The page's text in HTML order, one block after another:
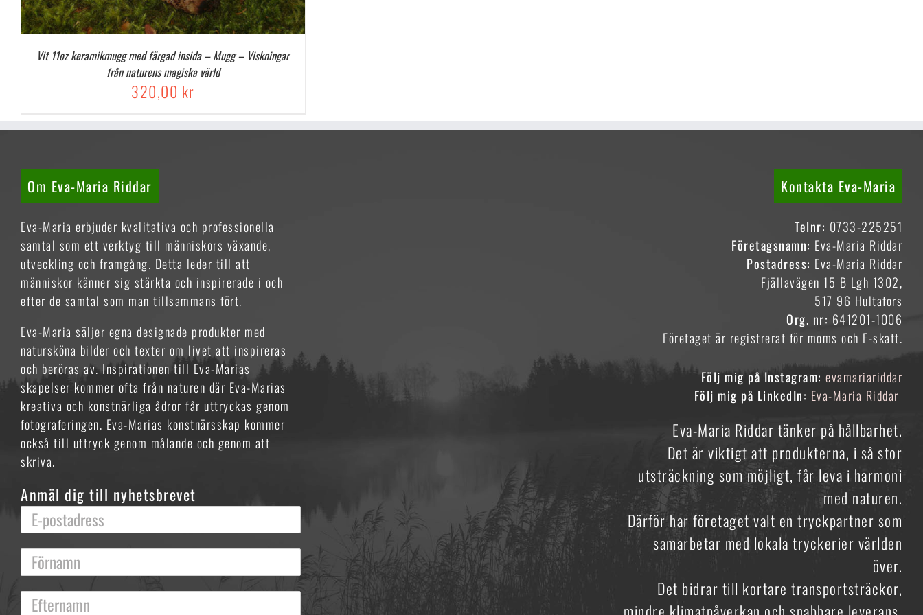
Vit 11oz keramikmugg med färgad insida – Mugg – Viskningar
från naturens magiska värld
320,00 kr
Om Eva-Maria Riddar
Eva-Maria erbjuder kvalitativa och professionella
samtal som ett verktyg till människors växande,
utveckling och framgång. Detta leder till att
människor känner sig stärkta och inspirerade i och
efter de samtal som man tillsammans fört.
Eva-Maria säljer egna designade produkter med
natursköna bilder och texter om livet att inspireras
och beröras av. Inspirationen till Eva-Marias
skapelser kommer ofta från naturen där Eva-Marias
kreativa och konstnärliga ådror får uttryckas genom
fotograferingen. Eva-Marias konstnärsskap kommer
också till uttryck genom målande och genom att
skriva.
Anmäl dig till nyhetsbrevet
Kontakta Eva-Maria
Telnr: 0733-225251
Företagsnamn: Eva-Maria Riddar
Postadress: Eva-Maria Riddar
Fjällavägen 15 B Lgh 1302,
517 96 Hultafors
Org. nr: 641201-1006
Företaget är registrerat för moms och F-skatt.
Följ mig på Instagram: evamariariddar
Följ mig på LinkedIn: Eva-Maria Riddar
Eva-Maria Riddar tänker på hållbarhet.
Det är viktigt att produkterna, i så stor
utsträckning som möjligt, får leva i harmoni
med naturen.
Därför har företaget valt en tryckpartner som
samarbetar med lokala tryckerier världen
över.
Det bidrar till kortare transportsträckor,